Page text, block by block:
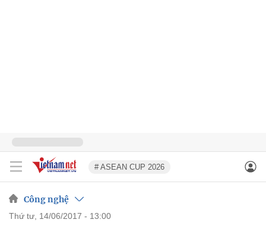
# ASEAN CUP 2026
Công nghệ
thứ tư, 14/06/2017 - 13:00